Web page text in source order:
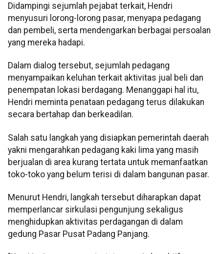
Didampingi sejumlah pejabat terkait, Hendri
menyusuri lorong-lorong pasar, menyapa pedagang
dan pembeli, serta mendengarkan berbagai persoalan
yang mereka hadapi.
Dalam dialog tersebut, sejumlah pedagang
menyampaikan keluhan terkait aktivitas jual beli dan
penempatan lokasi berdagang. Menanggapi hal itu,
Hendri meminta penataan pedagang terus dilakukan
secara bertahap dan berkeadilan.
Salah satu langkah yang disiapkan pemerintah daerah
yakni mengarahkan pedagang kaki lima yang masih
berjualan di area kurang tertata untuk memanfaatkan
toko-toko yang belum terisi di dalam bangunan pasar.
Menurut Hendri, langkah tersebut diharapkan dapat
memperlancar sirkulasi pengunjung sekaligus
menghidupkan aktivitas perdagangan di dalam
gedung Pasar Pusat Padang Panjang.